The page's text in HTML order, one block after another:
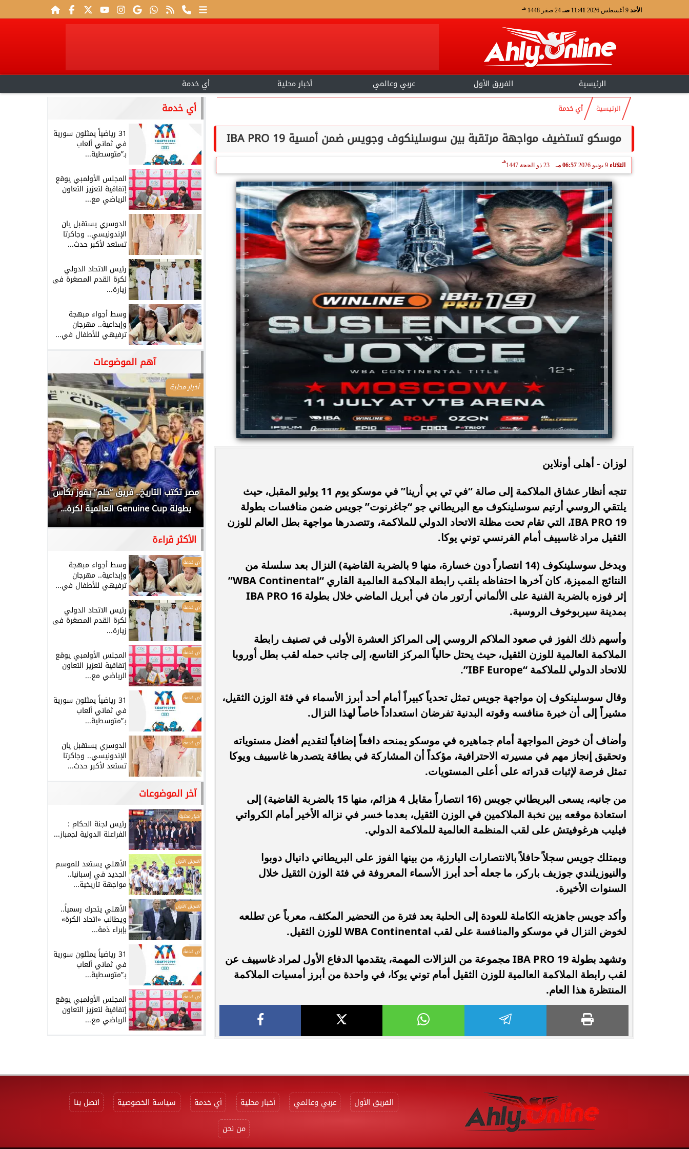
الأحد 11:41 صـ 24 صفر 1448 هـ
الرئيسية الفريق الأول عربي وعالمي أخبار محلية أي خدمة
الرئيسية أي خدمة
موسكو تستضيف مواجهة مرتقبة بين سوسلينكوف وجويس ضمن أمسية IBA PRO 19
الثلاثاء 9 يونيو 2026 06:57 مـ 23 ذو الحجة 1447
هـ
لوزان - أهلى أونلاين
تتجه أنظار عشاق الملاكمة إلى صالة “في تي بي أرينا” في موسكو يوم 11 يوليو المقبل، حيث
يلتقي الروسي أرتيم سوسلينكوف مع البريطاني جو “جاغرنوت” جويس ضمن منافسات بطولة
IBA PRO 19، التي تقام تحت مظلة الاتحاد الدولي للملاكمة، وتتصدرها مواجهة بطل العالم للوزن
الثقيل مراد غاسييف أمام الفرنسي توني يوكا.
ويدخل سوسلينكوف (14 انتصاراً دون خسارة، منها 9 بالضربة القاضية) النزال بعد سلسلة من
النتائج المميزة، كان آخرها احتفاظه بلقب رابطة الملاكمة العالمية القاري “WBA Continental”
إثر فوزه بالضربة الفنية على الألماني أرتور مان في أبريل الماضي خلال بطولة IBA PRO 16
بمدينة سيربوخوف الروسية.
وأسهم ذلك الفوز في صعود الملاكم الروسي إلى المراكز العشرة الأولى في تصنيف رابطة
الملاكمة العالمية للوزن الثقيل، حيث يحتل حالياً المركز التاسع، إلى جانب حمله لقب بطل أوروبا
للاتحاد الدولي للملاكمة “IBF Europe”.
وقال سوسلينكوف إن مواجهة جويس تمثل تحدياً كبيراً أمام أحد أبرز الأسماء في فئة الوزن الثقيل،
مشيراً إلى أن خبرة منافسه وقوته البدنية تفرضان استعداداً خاصاً لهذا النزال.
وأضاف أن خوض المواجهة أمام جماهيره في موسكو يمنحه دافعاً إضافياً لتقديم أفضل مستوياته
وتحقيق إنجاز مهم في مسيرته الاحترافية، مؤكداً أن المشاركة في بطاقة يتصدرها غاسييف ويوكا
تمثل فرصة لإثبات قدراته على أعلى المستويات.
من جانبه، يسعى البريطاني جويس (16 انتصاراً مقابل 4 هزائم، منها 15 بالضربة القاضية) إلى
استعادة موقعه بين نخبة الملاكمين في الوزن الثقيل، بعدما خسر في نزاله الأخير أمام الكرواتي
فيليب هرغوفيتش على لقب المنظمة العالمية للملاكمة الدولي.
ويمتلك جويس سجلاً حافلاً بالانتصارات البارزة، من بينها الفوز على البريطاني دانيال دوبوا
والنيوزيلندي جوزيف باركر، ما جعله أحد أبرز الأسماء المعروفة في فئة الوزن الثقيل خلال
السنوات الأخيرة.
وأكد جويس جاهزيته الكاملة للعودة إلى الحلبة بعد فترة من التحضير المكثف، معرباً عن تطلعه
لخوض النزال في موسكو والمنافسة على لقب WBA Continental للوزن الثقيل.
وتشهد بطولة IBA PRO 19 مجموعة من النزالات المهمة، يتقدمها الدفاع الأول لمراد غاسييف عن
لقب رابطة الملاكمة العالمية للوزن الثقيل أمام توني يوكا، في واحدة من أبرز أمسيات الملاكمة
المنتظرة هذا العام.
أي خدمة
31 رياضياً يمثلون سورية
في ثماني ألعاب
بـ”متوسطية...
المجلس الأولمبي يوقع
إتفاقية لتعزيز التعاون
الرياضي مع...
الدوسري يستقبل يان
الإندونيسي.. وجاكرتا
تستعد لأكبر حدث...
رئيس الاتحاد الدولي
لكرة القدم المصغرة فى
زيارة...
وسط أجواء مبهجة
وإبداعية.. مهرجان
ترفيهي للأطفال في...
آهم الموضوعات
مواجهة تاريخية أمام برشلونة وملفات
ساخنة...
الكرة» بإبراء ذمة الأندية من مستحقات
الدولة...
انغام تختار جدة محطة اولى لتدشين
البومها
أخبار محلية
مصر تكتب التاريخ.. فريق “حلم” يفوز بكأس
بطولة Genuine Cup العالمية لكرة...
الأكثر قراءة
أي خدمة وسط أجواء مبهجة
وإبداعية.. مهرجان
ترفيهي للأطفال في...
أي خدمة رئيس الاتحاد الدولي
لكرة القدم المصغرة فى
زيارة...
أي خدمة المجلس الأولمبي يوقع
إتفاقية لتعزيز التعاون
الرياضي مع...
أي خدمة 31 رياضياً يمثلون سورية
في ثماني ألعاب
بـ”متوسطية...
أي خدمة الدوسري يستقبل يان
الإندونيسي.. وجاكرتا
تستعد لأكبر حدث...
آخر الموضوعات
أخبار محلية
رئيس لجنة الحكام :
الفراعنة الدولية لجمباز...
الفريق الأول الأهلي يستعد للموسم
الجديد في إسبانيا..
مواجهة تاريخية...
الفريق الأول الأهلي يتحرك رسمياً..
ويطالب «اتحاد الكرة»
بإبراء ذمة...
أي خدمة 31 رياضياً يمثلون سورية
في ثماني ألعاب
بـ”متوسطية...
أي خدمة المجلس الأولمبي يوقع
إتفاقية لتعزيز التعاون
الرياضي مع...
الفريق الأول عربي وعالمي أخبار محلية أي خدمة سياسة الخصوصية
اتصل بنا
من نحن